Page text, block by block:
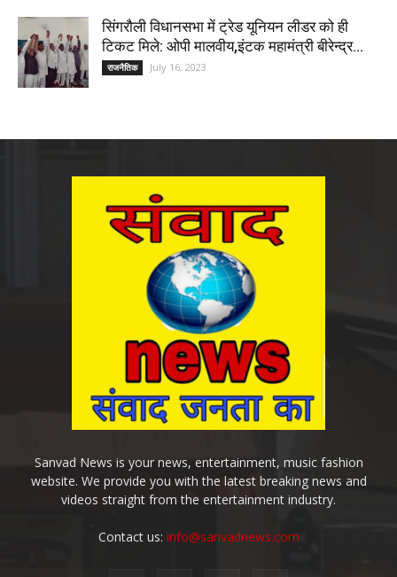
सिंगरौली विधानसभा में ट्रेड यूनियन लीडर को ही
टिकट मिले: ओपी मालवीय,इंटक महामंत्री बीरेन्द्र...
राजनैतिक July 16, 2023
Sanvad News is your news, entertainment, music fashion
website. We provide you with the latest breaking news and
videos straight from the entertainment industry.
Contact us: info@sanvadnews.com